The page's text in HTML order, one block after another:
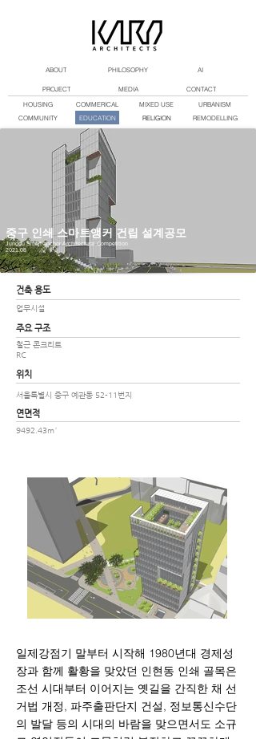
ABOUT
PROJECT MEDIA CONTACT
PHILOSOPHY AI
HOUSING
COMMUNITY
COMMERICAL
EDUCATION
MIXED USE
RELIGION
URBANISM
REMODELLING
중구 인쇄 스마트앵커 건립 설계공모
Junggu Smart anchor Architectural Competition
2021.08
건축 용도
업무시설
주요 구조
철근 콘크리트
RC
위치
서울특별시 중구 예관동 52-11번지
​연면적
9492.43m²
일제강점기 말부터 시작해 1980년대 경제성
장과 함께 활황을 맞았던 인현동 인쇄 골목은
조선 시대부터 이어지는 옛길을 간직한 채 선
거법 개정, 파주출판단지 건설, 정보통신수단
의 발달 등의 시대의 바람을 맞으면서도 소규